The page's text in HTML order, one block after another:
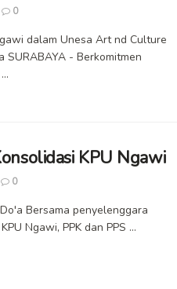
0
dalam Unesa Art nd Culture
SURABAYA - Berkomitmen
KPU Ngawi
0
Bersama penyelenggara
Ngawi, PPK dan PPS ...